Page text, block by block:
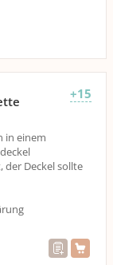
+15
in einem
der Deckel sollte